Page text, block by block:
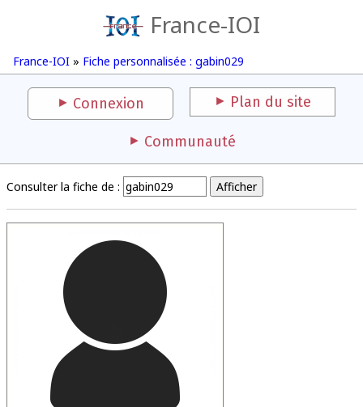
France-IOI
France-IOI » Fiche personnalisée : gabin029
Connexion Plan du site
Communauté
Consulter la fiche de :